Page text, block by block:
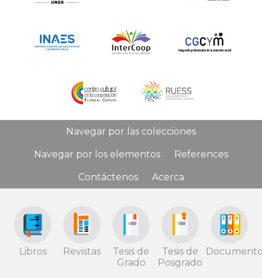
Navegar por las colecciones
Navegar por los elementos References
Contáctenos Acerca
Libros Revistas
Tesis de
Grado
Tesis de
Posgrado